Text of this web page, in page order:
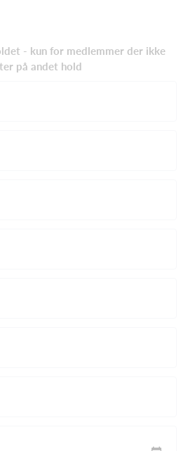
- kun for medlemmer der ikke
på andet hold